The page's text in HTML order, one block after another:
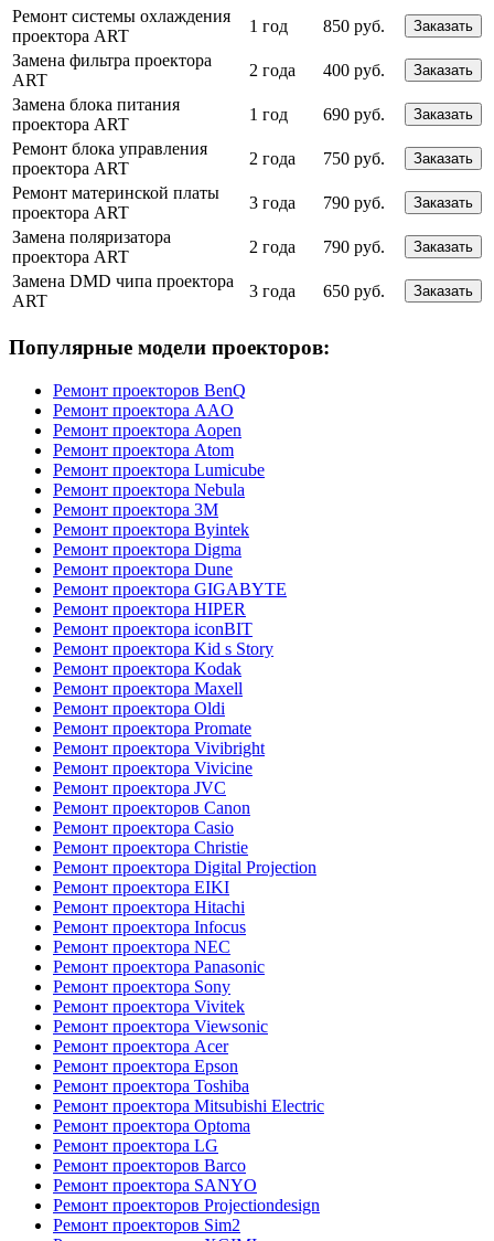
Ремонт системы охлаждения
проектора ART
1 год 850 руб. Заказать
Замена фильтра проектора
ART
2 года 400 руб. Заказать
Замена блока питания
проектора ART
1 год 690 руб. Заказать
Ремонт блока управления
проектора ART
2 года 750 руб. Заказать
Ремонт материнской платы
проектора ART
3 года 790 руб. Заказать
Замена поляризатора
проектора ART
2 года 790 руб. Заказать
Замена DMD чипа проектора
ART
3 года 650 руб. Заказать
Популярные модели проекторов:
Ремонт проекторов BenQ
Ремонт проектора AAO
Ремонт проектора Aopen
Ремонт проектора Atom
Ремонт проектора Lumicube
Ремонт проектора Nebula
Ремонт проектора 3M
Ремонт проектора Byintek
Ремонт проектора Digma
Ремонт проектора Dune
Ремонт проектора GIGABYTE
Ремонт проектора HIPER
Ремонт проектора iconBIT
Ремонт проектора Kid s Story
Ремонт проектора Kodak
Ремонт проектора Maxell
Ремонт проектора Oldi
Ремонт проектора Promate
Ремонт проектора Vivibright
Ремонт проектора Vivicine
Ремонт проектора JVC
Ремонт проекторов Canon
Ремонт проектора Casio
Ремонт проектора Christie
Ремонт проектора Digital Projection
Ремонт проектора EIKI
Ремонт проектора Hitachi
Ремонт проектора Infocus
Ремонт проектора NEC
Ремонт проектора Panasonic
Ремонт проектора Sony
Ремонт проектора Vivitek
Ремонт проектора Viewsonic
Ремонт проектора Acer
Ремонт проектора Epson
Ремонт проектора Toshiba
Ремонт проектора Mitsubishi Electric
Ремонт проектора Optoma
Ремонт проектора LG
Ремонт проекторов Barco
Ремонт проектора SANYO
Ремонт проекторов Projectiondesign
Ремонт проекторов Sim2